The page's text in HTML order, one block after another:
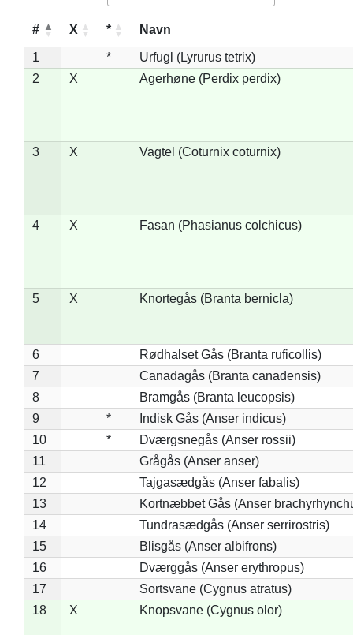
# X * Navn
1 *
Urfugl (Lyrurus tetrix)
2
X Agerhøne (Perdix perdix)
3 X Vagtel (Coturnix coturnix)
4 X Fasan (Phasianus colchicus)
5 X Knortegås (Branta bernicla)
6
Rødhalset Gås (Branta ruficollis)
7
Canadagås (Branta canadensis)
8
Bramgås (Branta leucopsis)
9
*
Indisk Gås (Anser indicus)
10
*
Dværgsnegås (Anser rossii)
11
Grågås (Anser anser)
12
Tajgasædgås (Anser fabalis)
13
Kortnæbbet Gås (Anser
14
Tundrasædgås (Anser serrirostris)
15
Blisgås (Anser albifrons)
16
Dværggås (Anser erythropus)
17
Sortsvane (Cygnus atratus)
18
X Knopsvane (Cygnus olor)